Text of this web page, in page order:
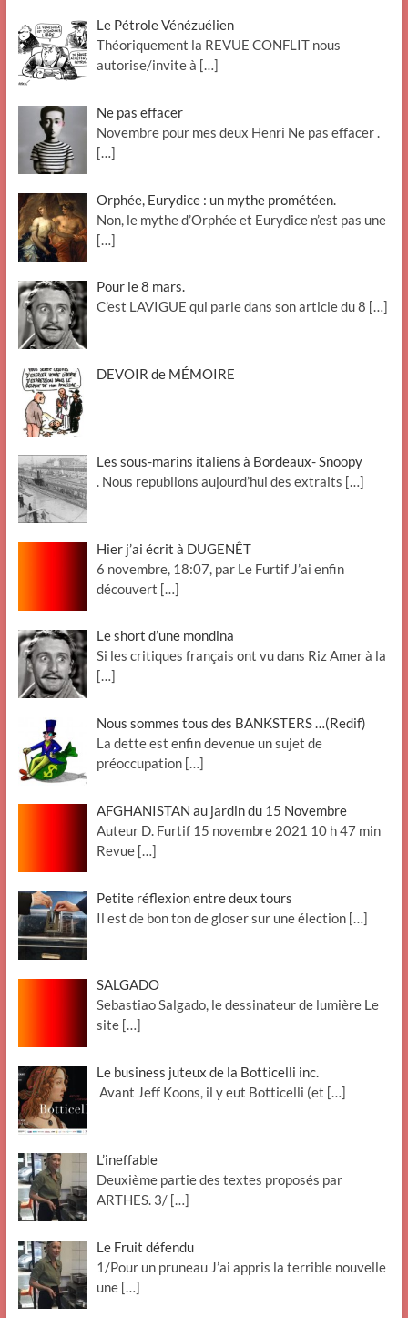
Le Pétrole Vénézuélien
Théoriquement la REVUE CONFLIT nous
autorise/invite à […]
Ne pas effacer
Novembre pour mes deux Henri Ne pas effacer .
[…]
Orphée, Eurydice : un mythe prométéen.
Non, le mythe d’Orphée et Eurydice n’est pas une
[…]
Pour le 8 mars.
C’est LAVIGUE qui parle dans son article du 8 […]
DEVOIR de MÉMOIRE
Les sous-marins italiens à Bordeaux- Snoopy
. Nous republions aujourd’hui des extraits […]
Hier j’ai écrit à DUGENÊT
6 novembre, 18:07, par Le Furtif J’ai enfin
découvert […]
Le short d’une mondina
Si les critiques français ont vu dans Riz Amer à la
[…]
Nous sommes tous des BANKSTERS …(Redif)
La dette est enfin devenue un sujet de
préoccupation […]
AFGHANISTAN au jardin du 15 Novembre
Auteur D. Furtif 15 novembre 2021 10 h 47 min
Revue […]
Petite réflexion entre deux tours
Il est de bon ton de gloser sur une élection […]
SALGADO
Sebastiao Salgado, le dessinateur de lumière Le
site […]
Le business juteux de la Botticelli inc.
Avant Jeff Koons, il y eut Botticelli (et […]
L’ineffable
Deuxième partie des textes proposés par
ARTHES. 3/ […]
Le Fruit défendu
1/Pour un pruneau J’ai appris la terrible nouvelle
une […]